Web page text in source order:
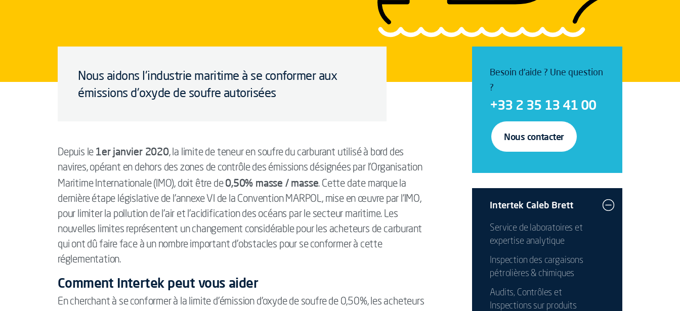
Nous aidons l'industrie maritime à se conformer aux
émissions d'oxyde de soufre autorisées
Depuis le 1er janvier 2020, la limite de teneur en soufre du carburant utilisé à bord des
navires, opérant en dehors des zones de contrôle des émissions désignées par l'Organisation
Maritime Internationale (IMO), doit être de 0,50% masse / masse. Cette date marque la
dernière étape législative de l'annexe VI de la Convention MARPOL, mise en œuvre par l'IMO,
pour limiter la pollution de l'air et l'acidification des océans par le secteur maritime. Les
nouvelles limites représentent un changement considérable pour les acheteurs de carburant
qui ont dû faire face à un nombre important d'obstacles pour se conformer à cette
réglementation.
Comment Intertek peut vous aider
En cherchant à se conformer à la limite d'émission d'oxyde de soufre de 0,50%, les acheteurs
Besoin d'aide ? Une question
?
+33 2 35 13 41 00
Nous contacter
Intertek Caleb Brett
Service de laboratoires et
expertise analytique
Inspection des cargaisons
pétrolières & chimiques
Audits, Contrôles et
Inspections sur produits